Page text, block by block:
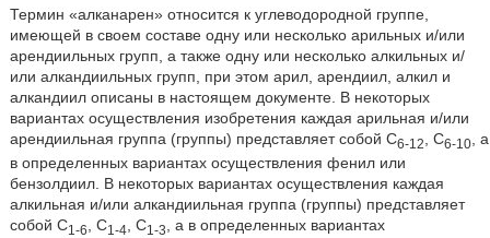
Термин «алканарен» относится к углеводородной группе,
имеющей в своем составе одну или несколько арильных и/или
арендиильных групп, а также одну или несколько алкильных и/
или алкандиильных групп, при этом арил, арендиил, алкил и
алкандиил описаны в настоящем документе. В некоторых
вариантах осуществления изобретения каждая арильная и/или
арендиильная группа (группы) представляет собой C6-12 , C6-10, а
в определенных вариантах осуществления фенил или
бензолдиил. В некоторых вариантах осуществления каждая
алкильная и/или алкандиильная группа (группы) представляет
собой C1-6 , C1-4 , C1-3
, а в определенных вариантах